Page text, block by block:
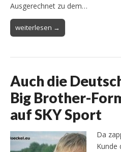
Ausgerechnet zu dem…
weiterlesen →
Auch die
Big Brother-
auf SKY Sport
Da
Kunde